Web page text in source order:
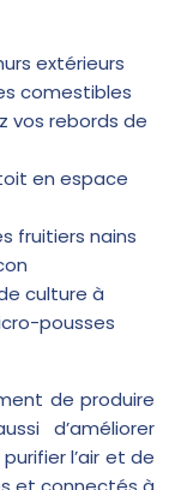
extérieurs
comestibles
vos rebords de
en espace
fruitiers nains
culture à
pousses
de produire
d’améliorer
l’air et de